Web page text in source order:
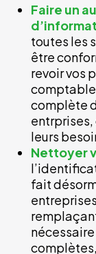
Faire un
toutes les
être
revoir vos
complète
entrprises,
leurs
Nettoyer
fait